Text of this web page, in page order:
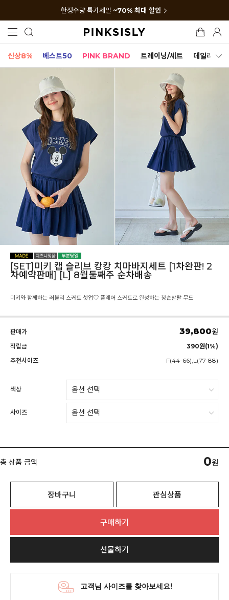
한정수량 특가세일 ~70% 최대 할인
신상8% 베스트50 PINK BRAND 트레이닝/세트 데일리세트
[SET]미키 캡 슬리브 캉캉 치마바지세트 [1차완판! 2
차예약판매] [L] 8월둘째주 순차배송
미키와 함께하는 러블리 스커트 셋업♡ 플레어 스커트로 완성하는 청순발랄 무드
판매가 39,800원
적립금
390원(1%)
추천사이즈
F(44-66),L(77-88)
색상
사이즈
총 상품 금액 0원
장바구니 관심상품
구매하기
선물하기